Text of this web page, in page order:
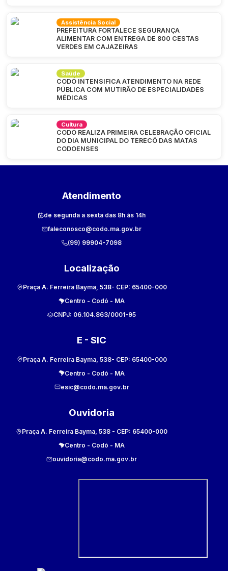
Assistência Social
PREFEITURA FORTALECE SEGURANÇA
ALIMENTAR COM ENTREGA DE 800 CESTAS
VERDES EM CAJAZEIRAS
Saúde
CODÓ INTENSIFICA ATENDIMENTO NA REDE
PÚBLICA COM MUTIRÃO DE ESPECIALIDADES
MÉDICAS
Cultura
CODÓ REALIZA PRIMEIRA CELEBRAÇÃO OFICIAL
DO DIA MUNICIPAL DO TERECÔ DAS MATAS
CODOENSES
Atendimento
de segunda a sexta das 8h às 14h
faleconosco@codo.ma.gov.br
(99) 99904-7098
Localização
Praça A. Ferreira Bayma, 538- CEP: 65400-000
Centro - Codó - MA
CNPJ: 06.104.863/0001-95
E - SIC
Praça A. Ferreira Bayma, 538- CEP: 65400-000
Centro - Codó - MA
esic@codo.ma.gov.br
Ouvidoria
Praça A. Ferreira Bayma, 538 - CEP: 65400-000
Centro - Codó - MA
ouvidoria@codo.ma.gov.br